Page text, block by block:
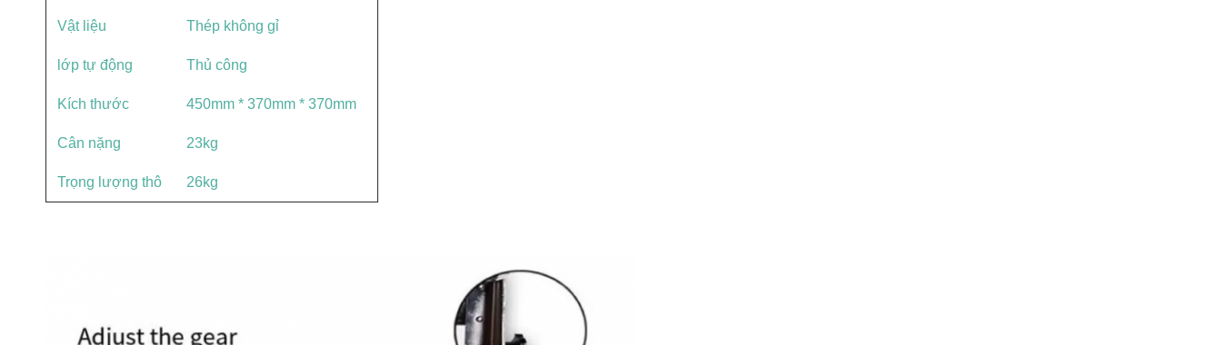
Vật liệu Thép không gỉ
lớp tự động Thủ công
Kích thước 450mm * 370mm * 370mm
Cân nặng 23kg
Trọng lượng thô 26kg